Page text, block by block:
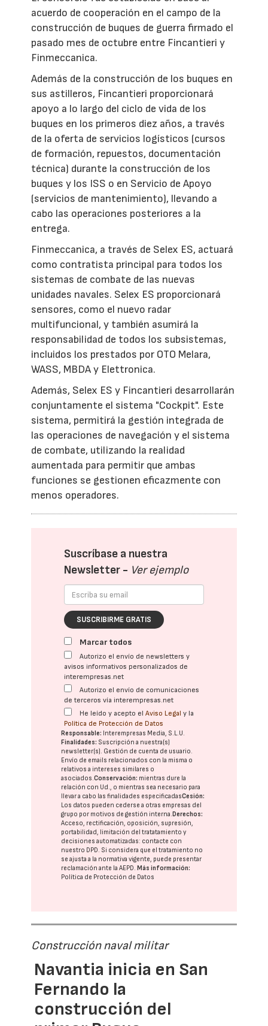
acuerdo de cooperación en el campo de la
construcción de buques de guerra firmado el
pasado mes de octubre entre Fincantieri y
Finmeccanica.
Además de la construcción de los buques en
sus astilleros, Fincantieri proporcionará
apoyo a lo largo del ciclo de vida de los
buques en los primeros diez años, a través
de la oferta de servicios logísticos (cursos
de formación, repuestos, documentación
técnica) durante la construcción de los
buques y los ISS o en Servicio de Apoyo
(servicios de mantenimiento), llevando a
cabo las operaciones posteriores a la
entrega.
Finmeccanica, a través de Selex ES, actuará
como contratista principal para todos los
sistemas de combate de las nuevas
unidades navales. Selex ES proporcionará
sensores, como el nuevo radar
multifuncional, y también asumirá la
responsabilidad de todos los subsistemas,
incluidos los prestados por OTO Melara,
WASS, MBDA y Elettronica.
Además, Selex ES y Fincantieri desarrollarán
conjuntamente el sistema "Cockpit". Este
sistema, permitirá la gestión integrada de
las operaciones de navegación y el sistema
de combate, utilizando la realidad
aumentada para permitir que ambas
funciones se gestionen eficazmente con
menos operadores.
Suscríbase a nuestra
Newsletter - Ver ejemplo
SUSCRIBIRME GRATIS
Marcar todos
Autorizo el envío de newsletters y
avisos informativos personalizados de
interempresas.net
Autorizo el envío de comunicaciones
de terceros vía interempresas.net
He leído y acepto elAviso Legal y la
Política de Protección de Datos
Responsable: Interempresas Media, S.L.U.
Finalidades: Suscripción a nuestra(s)
newsletter(s). Gestión de cuenta de usuario.
Envío de emails relacionados con la misma o
relativos a intereses similares o
asociados.Conservación: mientras dure la
relación con Ud., o mientras sea necesario para
llevar a cabo las finalidades especificadasCesión:
Los datos pueden cederse a otras empresas del
grupo por motivos de gestión interna. Derechos:
Acceso, rectificación, oposición, supresión,
portabilidad, limitación del tratatamiento y
decisiones automatizadas: contacte con
nuestro DPD. Si considera que el tratamiento no
se ajusta a la normativa vigente, puede presentar
reclamación ante laAEPD. Más información:
Política de Protección de Datos
Construcción naval militar
Navantia inicia en San
Fernando la
construcción del